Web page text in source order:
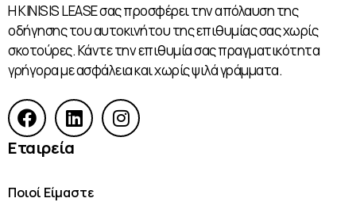
Η KINISIS LEASE σας προσφέρει την απόλαυση της
οδήγησης του αυτοκινήτου της επιθυμίας σας χωρίς
σκοτούρες. Κάντε την επιθυμία σας πραγματικότητα
γρήγορα με ασφάλεια και χωρίς ψιλά γράμματα.
Εταιρεία
Ποιοί Είμαστε